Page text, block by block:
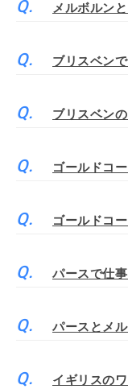
メルボルン
ブリスベン
ブリスベン
ゴールドコ
ゴールドコ
パースで仕
パースとメ
イギリスの